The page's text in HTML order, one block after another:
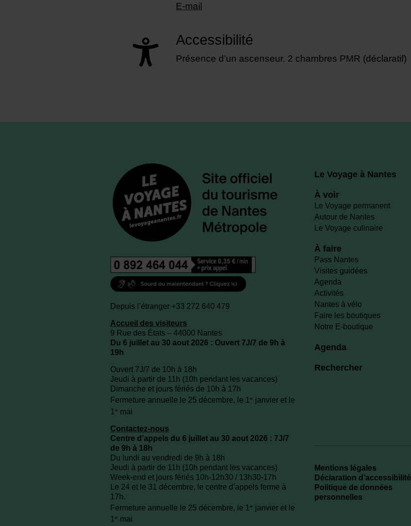
E-mail
Accessibilité
Présence d’un ascenseur. 2 chambres PMR (déclaratif)
Depuis l’étranger +33 272 640 479
Accueil des visiteurs
9 Rue des États – 44000 Nantes
Du 6 juillet au 30 aout 2026 : Ouvert 7J/7 de 9h à
19h
Ouvert 7J/7 de 10h à 18h
Jeudi à partir de 11h (10h pendant les vacances)
Dimanche et jours fériés de 10h à 17h
Fermeture annuelle le 25 décembre, le 1er
janvier et le
1 er mai
Contactez-nous
Centre d’appels du 6 juillet au 30 aout 2026 : 7J/7
de 9h à 18h
Du lundi au vendredi de 9h à 18h
Jeudi à partir de 11h (10h pendant les vacances)
Week-end et jours fériés 10h-12h30 / 13h30-17h
Le 24 et le 31 décembre, le centre d’appels ferme à
17h.
Fermeture annuelle le 25 décembre, le 1 er
janvier et le
1er mai
Le Voyage à Nantes
À voir
Le Voyage permanent
Autour de Nantes
Le Voyage culinaire
À faire
Pass Nantes
Visites guidées
Agenda
Activités
Nantes à vélo
Faire les boutiques
Notre E-boutique
Agenda
Rechercher
Mentions légales
Déclaration d’accessibilité
Politique de données
personnelles